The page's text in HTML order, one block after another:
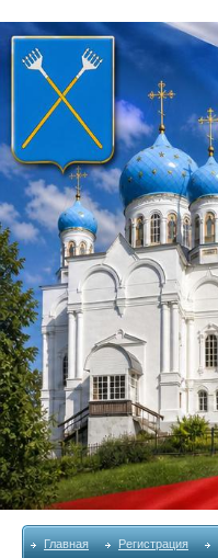
Главная Регистрация